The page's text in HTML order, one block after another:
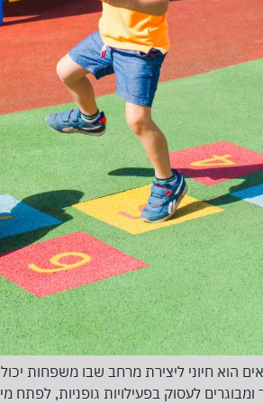
הוא חיוני ליצירת מרחב שבו משפחות
לעסוק בפעילויות גופניות, לפתח